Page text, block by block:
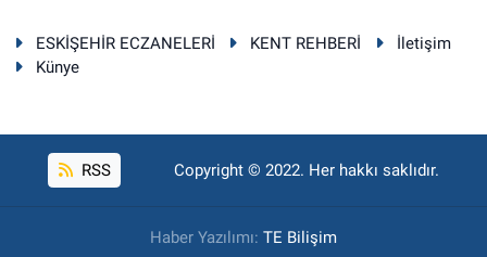
ESKİŞEHİR ECZANELERİ KENT REHBERİ
İletişim
Künye
RSS Copyright © 2022. Her hakkı saklıdır.
Haber Yazılımı: TE Bilişim